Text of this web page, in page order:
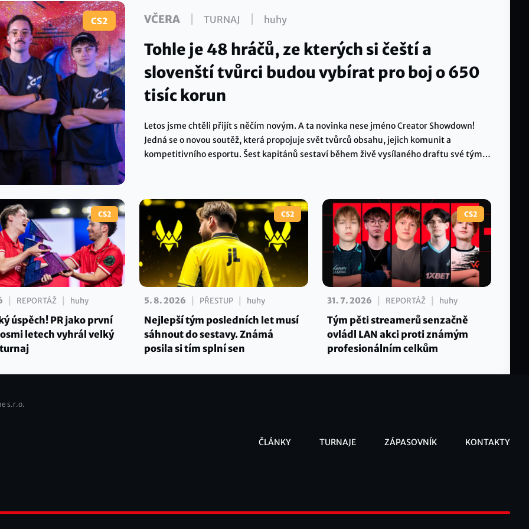
CS2 VČERA TURNAJ huhy
Tohle je 48 hráčů, ze kterých si čeští a
slovenští tvůrci budou vybírat pro boj o 650
tisíc korun
Letos jsme chtěli přijít s něčím novým. A ta novinka nese jméno Creator Showdown!
Jedná se o novou soutěž, která propojuje svět tvůrců obsahu, jejich komunit a
kompetitivního esportu. Šest kapitánů sestaví během živě vysílaného draftu své týmy
CS2
REPORTÁŽ huhy
úspěch! PR jako první
osmi letech vyhrál velký
CS2
5. 8. 2026 PŘESTUP huhy
Nejlepší tým posledních let musí
sáhnout do sestavy. Známá
posila si tím splní sen
CS2
31. 7. 2026 REPORTÁŽ huhy
Tým pěti streamerů senzačně
ovládl LAN akci proti známým
profesionálním celkům
s.r.o.
ČLÁNKY TURNAJE ZÁPASOVNÍK KONTAKTY